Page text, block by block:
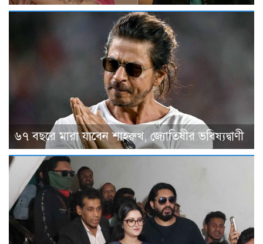
৬৭ বছরে মারা যাবেন শাহরুখ, জ্যোতিষীর ভবিষ্যদ্বাণী